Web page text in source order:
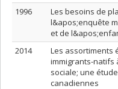
1996
Les besoins de
l&apos;enquête
et de
2014
Les assortiments
immigrants-natifs
sociale; une
canadiennes